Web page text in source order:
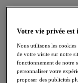
Partager
Votre vie privée
Nous utilisons les
de votre visite sur notre
fonctionnement de notre
personnaliser votre
proposer des publicités